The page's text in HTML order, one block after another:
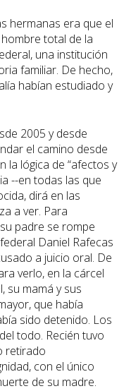
hermanas era que el
total de la
una institución
familiar. De hecho,
habían estudiado y
2005 y desde
el camino desde
la lógica de “afectos y
--en todas las que
dirá en las
a ver. Para
padre se rompe
Daniel Rafecas
a juicio oral. De
verlo, en la cárcel
su mamá y sus
que había
sido detenido. Los
todo. Recién tuvo
retirado
con el único
de su madre.